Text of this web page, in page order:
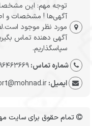
توجه مهم: این
آگهی‌ها ! مشخصات و
مورد نظر موجود
آگهی دهنده تماس
سپاسگذاریم.
شماره تماس:
ایمیل:
تمام حقوق برای سایت